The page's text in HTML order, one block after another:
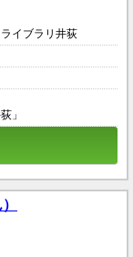
イブラリ井荻
」